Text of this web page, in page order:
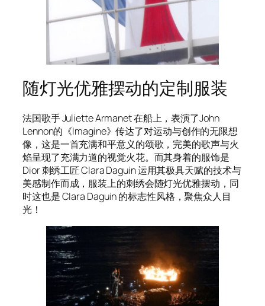
随灯光优雅摆动的定制服装
法国歌手 Juliette Armanet 在船上，表演了John
Lennon的《Imagine》传达了对运动与创作的无限想
像，这是一首充满和平意义的颂歌，完美的歌声与火
焰呈现了充满力道的视觉火花。而其身着的服饰是
Dior 刺绣工匠 Clara Daguin 运用其极具天赋的技术与
美感制作而成，服装上的刺绣会随灯光优雅摆动，同
时这也是 Clara Daguin 的标志性风格，聚焦众人目
光！